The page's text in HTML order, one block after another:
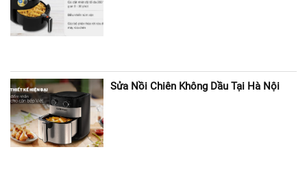
Sửa Nồi Chiên Không Dầu Tại Hà Nội